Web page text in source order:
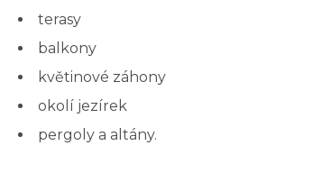
terasy
balkony
květinové záhony
okolí jezírek
pergoly a altány.